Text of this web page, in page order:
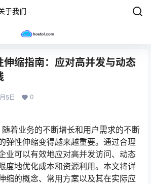
于我们
伸缩指南：应对高并发与动态
5日 0
着业务的不断增长和用户需求的不断
弹性伸缩变得越来越重要。通过合理
业可以有效地应对高并发访问、动态
度地优化成本和资源利用。本文将详
缩的概念、常用方案以及其在实际应